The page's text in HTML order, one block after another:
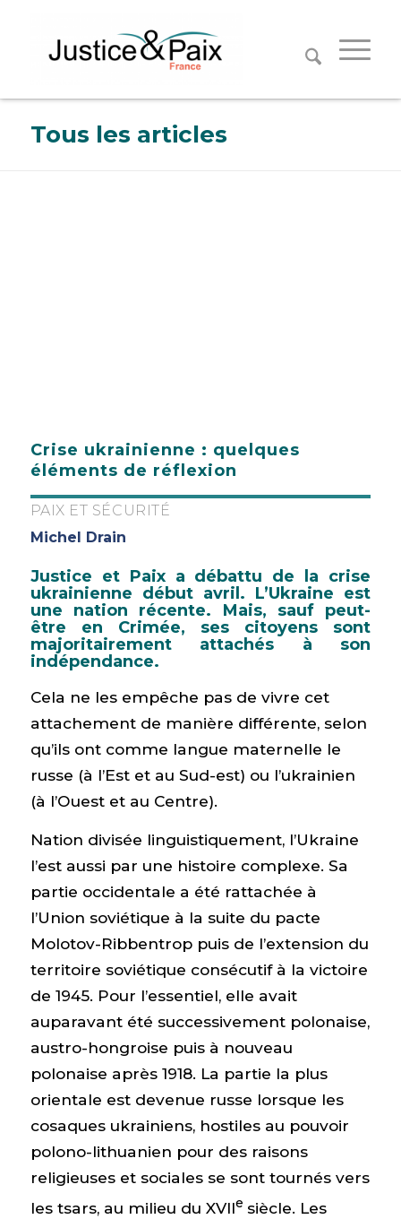
Tous les articles
Crise ukrainienne : quelques
éléments de réflexion
PAIX ET SÉCURITÉ
Michel Drain
Justice et Paix a débattu de la crise
ukrainienne début avril. L’Ukraine est
une nation récente. Mais, sauf peut-
être en Crimée, ses citoyens sont
majoritairement attachés à son
indépendance.
Cela ne les empêche pas de vivre cet
attachement de manière différente, selon
qu’ils ont comme langue maternelle le
russe (à l’Est et au Sud-est) ou l’ukrainien
(à l’Ouest et au Centre).
Nation divisée linguistiquement, l’Ukraine
l’est aussi par une histoire complexe. Sa
partie occidentale a été rattachée à
l’Union soviétique à la suite du pacte
Molotov-Ribbentrop puis de l’extension du
territoire soviétique consécutif à la victoire
de 1945. Pour l’essentiel, elle avait
auparavant été successivement polonaise,
austro-hongroise puis à nouveau
polonaise après 1918. La partie la plus
orientale est devenue russe lorsque les
cosaques ukrainiens, hostiles au pouvoir
polono-lithuanien pour des raisons
religieuses et sociales se sont tournés vers
les tsars, au milieu du XVIIe siècle. Les